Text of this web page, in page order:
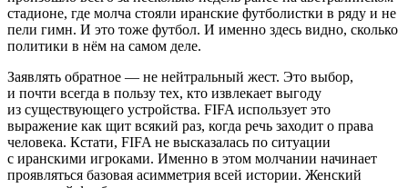
стадионе, где молча стояли иранские футболистки в ряду и не
пели гимн. И это тоже футбол. И именно здесь видно, сколько
политики в нём на самом деле.
Заявлять обратное — не нейтральный жест. Это выбор,
и почти всегда в пользу тех, кто извлекает выгоду
из существующего устройства. FIFA использует это
выражение как щит всякий раз, когда речь заходит о права
человека. Кстати, FIFA не высказалась по ситуации
с иранскими игроками. Именно в этом молчании начинает
проявляться базовая асимметрия всей истории. Женский